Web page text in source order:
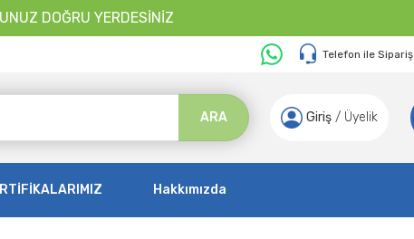
DOĞRU YERDESİNİZ
Telefon ile Sipariş
ARA Giriş / Üyelik
Hakkımızda